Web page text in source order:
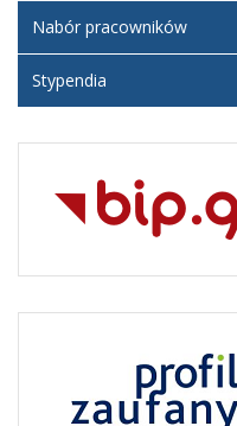
Nabór pracowników
Stypendia